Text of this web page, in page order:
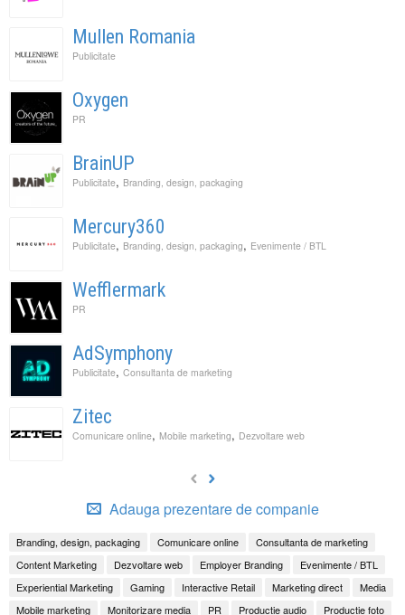
Mullen Romania
Publicitate
Oxygen
PR
BrainUP
Publicitate, Branding, design, packaging
Mercury360
Publicitate, Branding, design, packaging, Evenimente / BTL
Wefflermark
PR
AdSymphony
Publicitate, Consultanta de marketing
Zitec
Comunicare online, Mobile marketing, Dezvoltare web
Adauga prezentare de companie
Branding, design, packaging Comunicare online
Consultanta de marketing
Content Marketing
Dezvoltare web Employer Branding
Evenimente / BTL
Experiential Marketing
Gaming Interactive Retail Marketing direct
Media
Mobile marketing
Monitorizare media PR Productie audio Productie foto